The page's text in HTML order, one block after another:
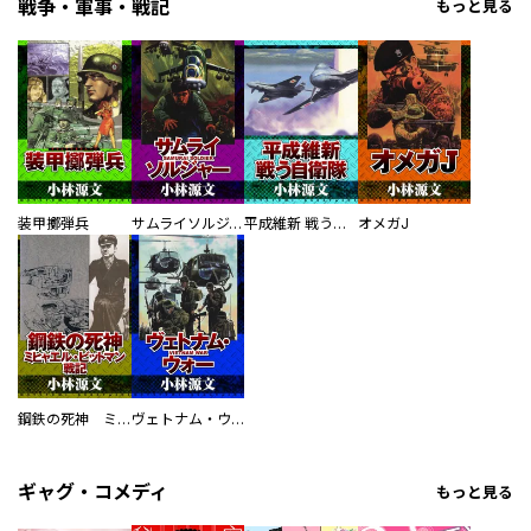
戦争・軍事・戦記 もっと見る
装甲擲弾兵 サムライソルジャー SAMURAI SOLDIER 平成維新 戦う自衛隊 オメガJ
鋼鉄の死神 ミヒャエル・ビットマン戦記 ヴェトナム・ウォー VIETNAM WAR
ギャグ・コメディ もっと見る